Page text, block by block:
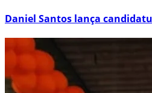
Daniel Santos lança